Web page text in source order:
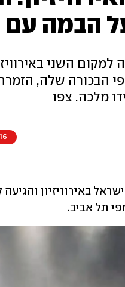
הבמה עם
השני
הבכורה שלה,
מלכה. צפו
16 תגובות
תל אביב.